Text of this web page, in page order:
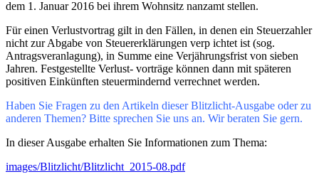
dem 1. Januar 2016 bei ihrem Wohnsitz nanzamt stellen.
Für einen Verlustvortrag gilt in den Fällen, in denen ein Steuerzahler
nicht zur Abgabe von Steuererklärungen verp ichtet ist (sog.
Antragsveranlagung), in Summe eine Verjährungsfrist von sieben
Jahren. Festgestellte Verlust- vorträge können dann mit späteren
positiven Einkünften steuermindernd verrechnet werden.
Haben Sie Fragen zu den Artikeln dieser Blitzlicht-Ausgabe oder zu
anderen Themen? Bitte sprechen Sie uns an. Wir beraten Sie gern.
In dieser Ausgabe erhalten Sie Informationen zum Thema:
images/Blitzlicht/Blitzlicht_2015-08.pdf